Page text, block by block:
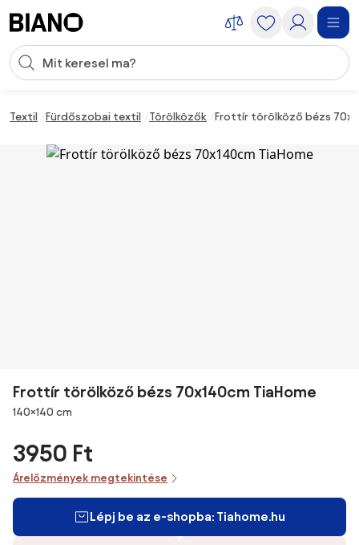
Keresési bevitel
Textil Fürdőszobai textil Törölközők Frottír törölköző bézs
Frottír törölköző bézs 70x140cm TiaHome
Méretek
140×140 cm
3950 Ft
Árelőzmények megtekintése
Lépj be az e-shopba: Tiahome.hu